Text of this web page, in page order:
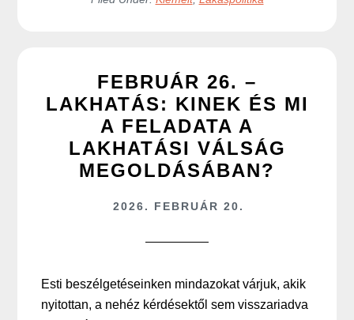
FEBRUÁR 26. –
LAKHATÁS: KINEK ÉS MI
A FELADATA A
LAKHATÁSI VÁLSÁG
MEGOLDÁSÁBAN?
2026. FEBRUÁR 20.
Esti beszélgetéseinken mindazokat várjuk, akik
nyitottan, a nehéz kérdésektől sem visszariadva